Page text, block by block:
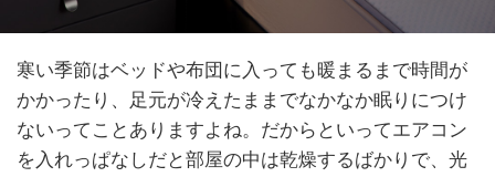
寒い季節はベッドや布団に入っても暖まるまで時間が
かかったり、足元が冷えたままでなかなか眠りにつけ
ないってことありますよね。だからといってエアコン
を入れっぱなしだと部屋の中は乾燥するばかりで、光